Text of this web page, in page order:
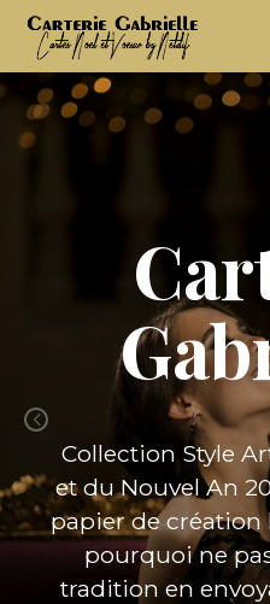
Collection Style
et du Nouvel An
papier de
pourquoi ne
tradition en